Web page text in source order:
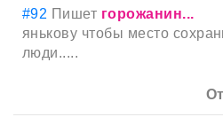
#92 Пишет горожанин...
янькову чтобы место
люди.....